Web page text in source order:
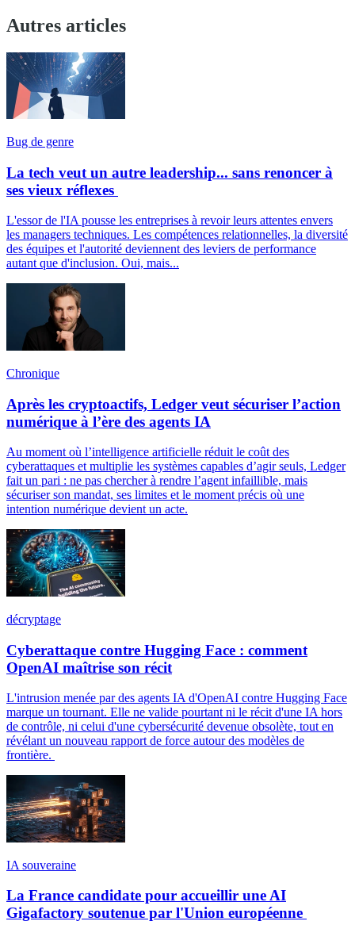
Autres articles
Bug de genre
La tech veut un autre leadership... sans renoncer à
ses vieux réflexes
L'essor de l'IA pousse les entreprises à revoir leurs attentes envers
les managers techniques. Les compétences relationnelles, la diversité
des équipes et l'autorité deviennent des leviers de performance
autant que d'inclusion. Oui, mais...
Chronique
Après les cryptoactifs, Ledger veut sécuriser l’action
numérique à l’ère des agents IA
Au moment où l’intelligence artificielle réduit le coût des
cyberattaques et multiplie les systèmes capables d’agir seuls, Ledger
fait un pari : ne pas chercher à rendre l’agent infaillible, mais
sécuriser son mandat, ses limites et le moment précis où une
intention numérique devient un acte.
décryptage
Cyberattaque contre Hugging Face : comment
OpenAI maîtrise son récit
L'intrusion menée par des agents IA d'OpenAI contre Hugging Face
marque un tournant. Elle ne valide pourtant ni le récit d'une IA hors
de contrôle, ni celui d'une cybersécurité devenue obsolète, tout en
révélant un nouveau rapport de force autour des modèles de
frontière.
IA souveraine
La France candidate pour accueillir une AI
Gigafactory soutenue par l'Union européenne